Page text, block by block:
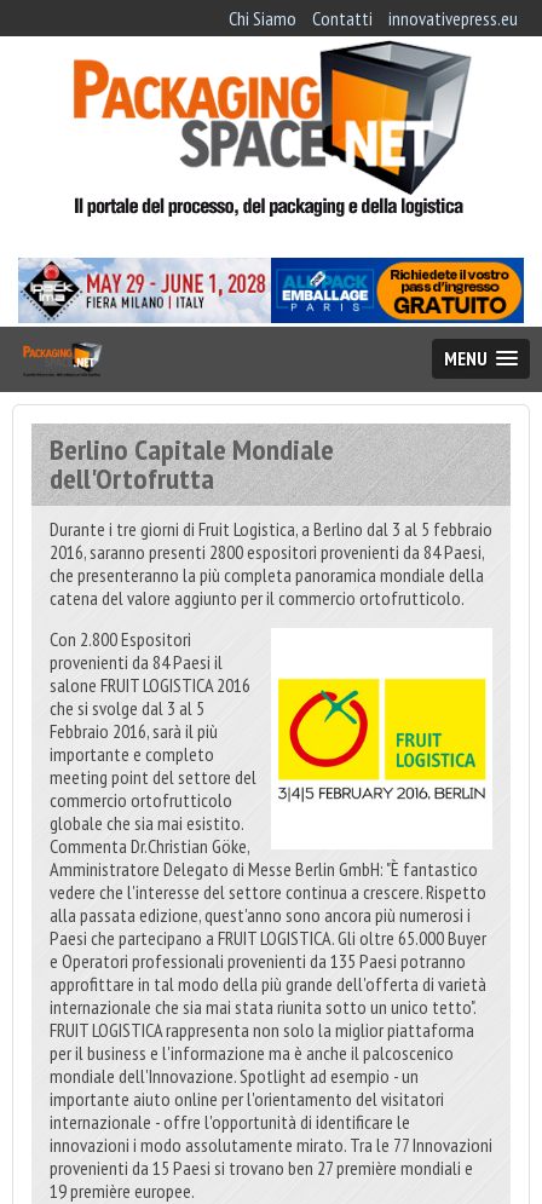
Chi Siamo Contatti innovativepress.eu
MENU
Berlino Capitale Mondiale
dell'Ortofrutta
Durante i tre giorni di Fruit Logistica, a Berlino dal 3 al 5 febbraio
2016, saranno presenti 2800 espositori provenienti da 84 Paesi,
che presenteranno la più completa panoramica mondiale della
catena del valore aggiunto per il commercio ortofrutticolo.
Con 2.800 Espositori
provenienti da 84 Paesi il
salone FRUIT LOGISTICA 2016
che si svolge dal 3 al 5
Febbraio 2016, sarà il più
importante e completo
meeting point del settore del
commercio ortofrutticolo
globale che sia mai esistito.
Commenta Dr.Christian Göke,
Amministratore Delegato di Messe Berlin GmbH: "È fantastico
vedere che l'interesse del settore continua a crescere. Rispetto
alla passata edizione, quest'anno sono ancora più numerosi i
Paesi che partecipano a FRUIT LOGISTICA. Gli oltre 65.000 Buyer
e Operatori professionali provenienti da 135 Paesi potranno
approfittare in tal modo della più grande dell'offerta di varietà
internazionale che sia mai stata riunita sotto un unico tetto".
FRUIT LOGISTICA rappresenta non solo la miglior piattaforma
per il business e l'informazione ma è anche il palcoscenico
mondiale dell'Innovazione. Spotlight ad esempio - un
importante aiuto online per l'orientamento del visitatori
internazionale - offre l'opportunità di identificare le
innovazioni i modo assolutamente mirato. Tra le 77 Innovazioni
provenienti da 15 Paesi si trovano ben 27 première mondiali e
19 première europee.